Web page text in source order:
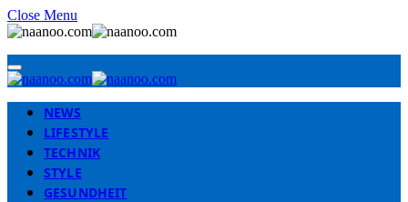
Close Menu
NEWS
LIFESTYLE
TECHNIK
STYLE
GESUNDHEIT